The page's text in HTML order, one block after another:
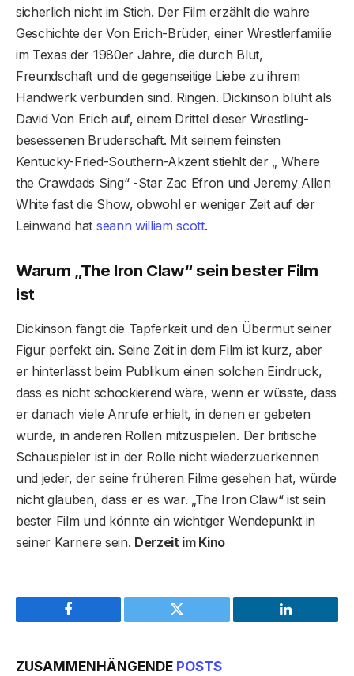
sicherlich nicht im Stich. Der Film erzählt die wahre
Geschichte der Von Erich-Brüder, einer Wrestlerfamilie
im Texas der 1980er Jahre, die durch Blut,
Freundschaft und die gegenseitige Liebe zu ihrem
Handwerk verbunden sind. Ringen. Dickinson blüht als
David Von Erich auf, einem Drittel dieser Wrestling-
besessenen Bruderschaft. Mit seinem feinsten
Kentucky-Fried-Southern-Akzent stiehlt der „ Where
the Crawdads Sing“ -Star Zac Efron und Jeremy Allen
White fast die Show, obwohl er weniger Zeit auf der
Leinwand hat seann william scott.
Warum „The Iron Claw“ sein bester Film
ist
Dickinson fängt die Tapferkeit und den Übermut seiner
Figur perfekt ein. Seine Zeit in dem Film ist kurz, aber
er hinterlässt beim Publikum einen solchen Eindruck,
dass es nicht schockierend wäre, wenn er wüsste, dass
er danach viele Anrufe erhielt, in denen er gebeten
wurde, in anderen Rollen mitzuspielen. Der britische
Schauspieler ist in der Rolle nicht wiederzuerkennen
und jeder, der seine früheren Filme gesehen hat, würde
nicht glauben, dass er es war. „The Iron Claw“ ist sein
bester Film und könnte ein wichtiger Wendepunkt in
seiner Karriere sein. Derzeit im Kino
Facebook Twitter LinkedIn
ZUSAMMENHÄNGENDE POSTS